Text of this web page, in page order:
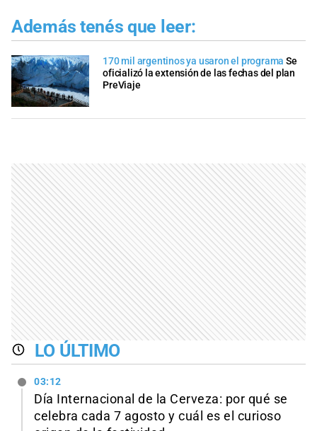
Además tenés que leer:
170 mil argentinos ya usaron el programa Se
oficializó la extensión de las fechas del plan
PreViaje
LO ÚLTIMO
03:12
Día Internacional de la Cerveza: por qué se
celebra cada 7 agosto y cuál es el curioso